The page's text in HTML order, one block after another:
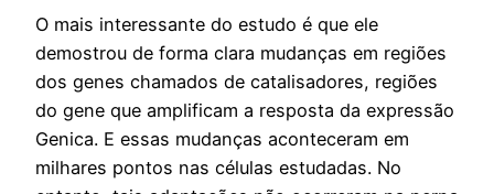
O mais interessante do estudo é que ele
demostrou de forma clara mudanças em regiões
dos genes chamados de catalisadores, regiões
do gene que amplificam a resposta da expressão
Genica. E essas mudanças aconteceram em
milhares pontos nas células estudadas. No